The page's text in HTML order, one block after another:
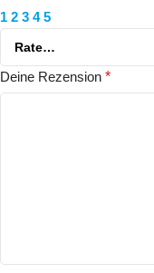
1 2 3 4 5
Deine Rezension *